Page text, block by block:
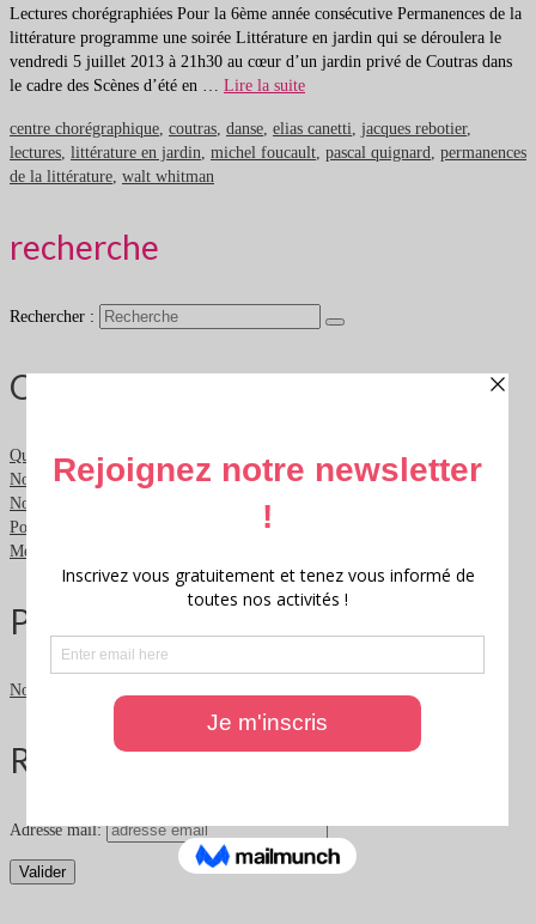
Lectures chorégraphiées Pour la 6ème année consécutive Permanences de la
littérature programme une soirée Littérature en jardin qui se déroulera le
vendredi 5 juillet 2013 à 21h30 au cœur d’un jardin privé de Coutras dans
le cadre des Scènes d’été en … Lire la suite
centre chorégraphique, coutras, danse, elias canetti, jacques rebotier,
lectures, littérature en jardin, michel foucault, pascal quignard, permanences
de la littérature, walt whitman
recherche
Rechercher :
Qui sommes nous ?
Qui sommes nous ?
Nous contacter
Nous soutenir
Politique de confidentialité
Mentions légales
Partenaires
Nos partenaires
Rester informé
Adresse mail: